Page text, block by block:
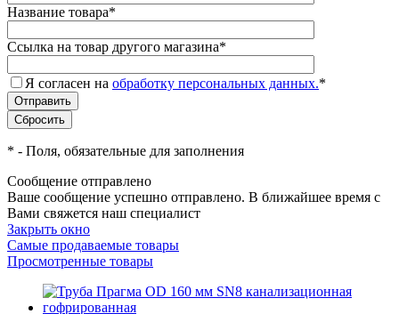
Название товара*
Ссылка на товар другого магазина*
Я согласен на обработку персональных данных.*
* - Поля, обязательные для заполнения
Сообщение отправлено
Ваше сообщение успешно отправлено. В ближайшее время с
Вами свяжется наш специалист
Закрыть окно
Самые продаваемые товары
Просмотренные товары